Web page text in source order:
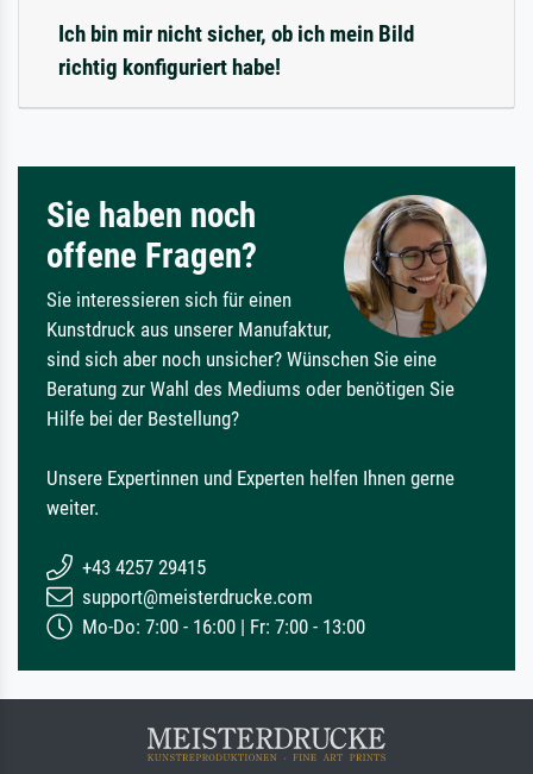
Ich bin mir nicht sicher, ob ich mein Bild
richtig konfiguriert habe!
Sie haben noch
offene Fragen?
Sie interessieren sich für einen
Kunstdruck aus unserer Manufaktur,
sind sich aber noch unsicher? Wünschen Sie eine
Beratung zur Wahl des Mediums oder benötigen Sie
Hilfe bei der Bestellung?
Unsere Expertinnen und Experten helfen Ihnen gerne
weiter.
+43 4257 29415
support@meisterdrucke.com
Mo-Do: 7:00 - 16:00 | Fr: 7:00 - 13:00